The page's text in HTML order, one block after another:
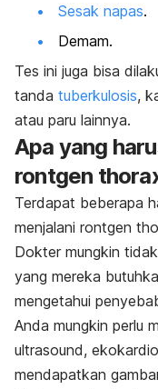
Sesak napas.
Demam.
Tes ini juga bisa
tanda tuberkulosis,
atau paru lainnya.
Apa yang
rontgen
Terdapat beberapa
menjalani rontgen
Dokter mungkin
yang mereka
mengetahui
Anda mungkin perlu
ultrasound,
mendapatkan